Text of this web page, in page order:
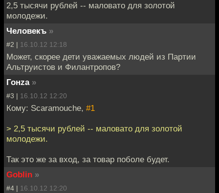
2,5 тысячи рублей -- маловато для золотой
молодежи.
Человекъ »
#2 | 16.10.12 12:18
Может, скорее дети уважаемых людей из Партии
Альтруистов и Филантропов?
Гонzа »
#3 | 16.10.12 12:20
Кому: Scaramouche, #1
> 2,5 тысячи рублей -- маловато для золотой
молодежи.
Так это же за вход, за товар поболе будет.
Goblin »
#4 | 16.10.12 12:20